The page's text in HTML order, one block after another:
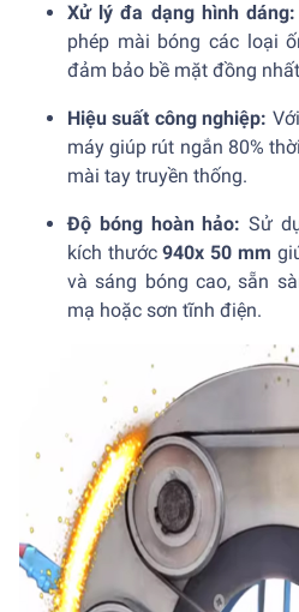
Xử lý đa dạng hình dáng:
phép mài bóng các loại
đảm bảo bề mặt đồng
Hiệu suất công nghiệp:
máy giúp rút ngắn 80%
mài tay truyền thống.
Độ bóng hoàn hảo: Sử
kích thước940x 50 mm
và sáng bóng cao, sẵn
mạ hoặc sơn tĩnh điện.